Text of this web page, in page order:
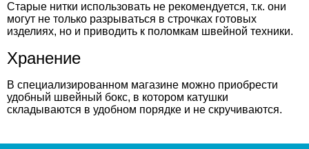
Старые нитки использовать не рекомендуется, т.к. они
могут не только разрываться в строчках готовых
изделиях, но и приводить к поломкам швейной техники.
Хранение
В специализированном магазине можно приобрести
удобный швейный бокс, в котором катушки
складываются в удобном порядке и не скручиваются.